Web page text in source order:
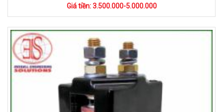
Giá tiền: 3.500.000-5.000.000